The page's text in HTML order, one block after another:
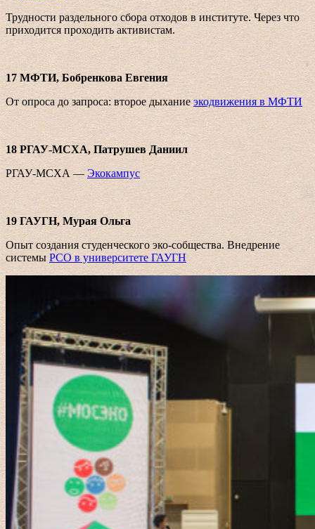
Трудности раздельного сбора отходов в институте. Через что
приходится проходить активистам.
17 МФТИ, Бобренкова Евгения
От опроса до запроса: второе дыханиеэкодвижения в МФТИ
18 РГАУ-МСХА, Патрушев Даниил
РГАУ-МСХА —Экокампус
19 ГАУГН, Мурая Ольга
Опыт создания студенческого эко-собщества. Внедрение
системы РСО в университете ГАУГН